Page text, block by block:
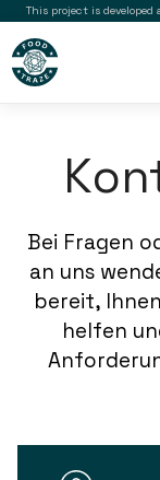
This project is
Bei Fragen
an uns
bereit,
helfen